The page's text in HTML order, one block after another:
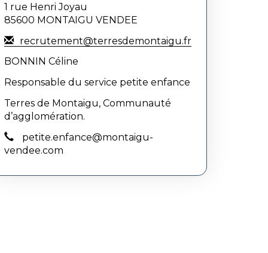
1 rue Henri Joyau
85600 MONTAIGU VENDEE
recrutement@terresdemontaigu.fr
BONNIN Céline
Responsable du service petite enfance
Terres de Montaigu, Communauté
d’agglomération.
petite.enfance@montaigu-
vendee.com